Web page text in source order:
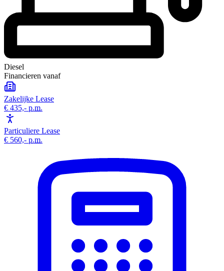
Diesel
Financieren vanaf
Zakelijke Lease
€ 435,- p.m.
Particuliere Lease
€ 560,- p.m.